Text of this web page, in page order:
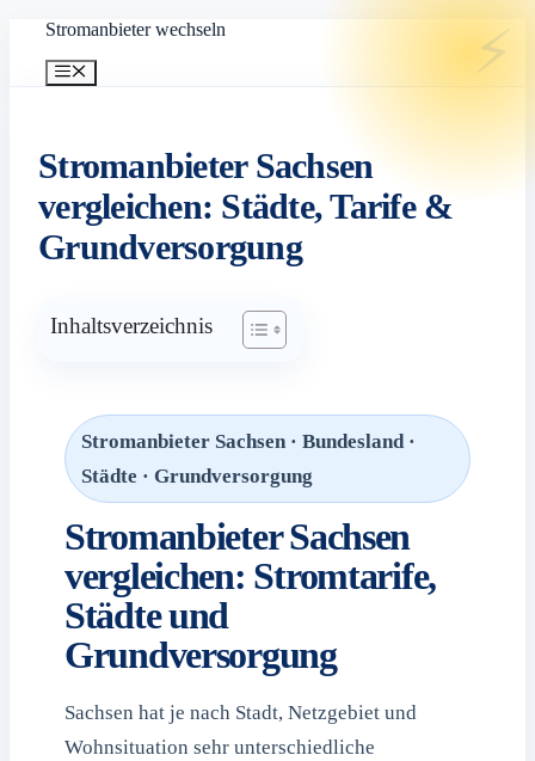
springen
Stromanbieter wechseln
Menü
Stromanbieter Sachsen
vergleichen: Städte, Tarife &
Grundversorgung
Inhaltsverzeichnis
Stromanbieter Sachsen · Bundesland ·
Städte · Grundversorgung
Stromanbieter Sachsen
vergleichen: Stromtarife,
Städte und
Grundversorgung
Sachsen hat je nach Stadt, Netzgebiet und
Wohnsituation sehr unterschiedliche